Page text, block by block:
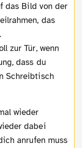
das
zur Tür, wenn
dass du
Schreibtisch
dabei
anrufen muss